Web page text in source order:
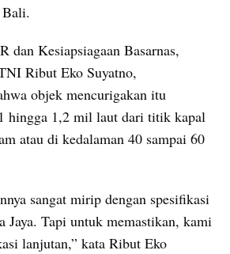
dan Kesiapsiagaan Basarnas,
Ribut Eko Suyatno,
objek mencurigakan itu
hingga 1,2 mil laut dari titik kapal
atau di kedalaman 40 sampai 60
sangat mirip dengan spesifikasi
Jaya. Tapi untuk memastikan, kami
lanjutan,” kata Ribut Eko